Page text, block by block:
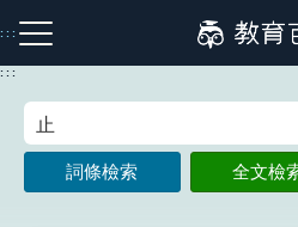
到
主
:::
注音索引圖示 筆畫索引圖
:::
詞條檢索 全文檢